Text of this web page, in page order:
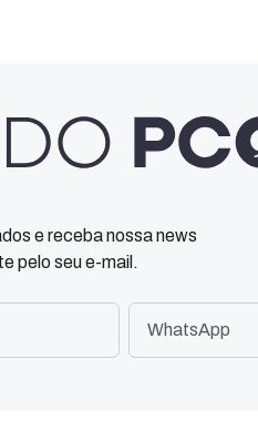
e receba nossa news
pelo seu e-mail.